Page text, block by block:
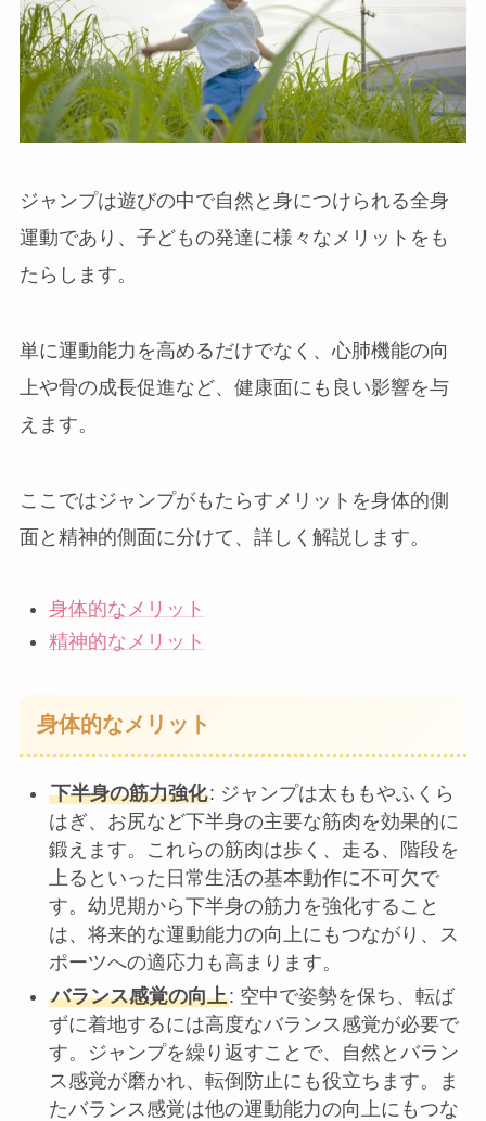
ジャンプは遊びの中で自然と身につけられる全身
運動であり、子どもの発達に様々なメリットをも
たらします。
単に運動能力を高めるだけでなく、心肺機能の向
上や骨の成長促進など、健康面にも良い影響を与
えます。
ここではジャンプがもたらすメリットを身体的側
面と精神的側面に分けて、詳しく解説します。
身体的なメリット
精神的なメリット
身体的なメリット
下半身の筋力強化: ジャンプは太ももやふくら
はぎ、お尻など下半身の主要な筋肉を効果的に
鍛えます。これらの筋肉は歩く、走る、階段を
上るといった日常生活の基本動作に不可欠で
す。幼児期から下半身の筋力を強化すること
は、将来的な運動能力の向上にもつながり、ス
ポーツへの適応力も高まります。
バランス感覚の向上: 空中で姿勢を保ち、転ば
ずに着地するには高度なバランス感覚が必要で
す。ジャンプを繰り返すことで、自然とバラン
ス感覚が磨かれ、転倒防止にも役立ちます。ま
たバランス感覚は他の運動能力の向上にもつな